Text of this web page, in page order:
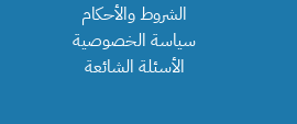
الشروط والأحكام
سياسة الخصوصية
الأسئلة الشائعة